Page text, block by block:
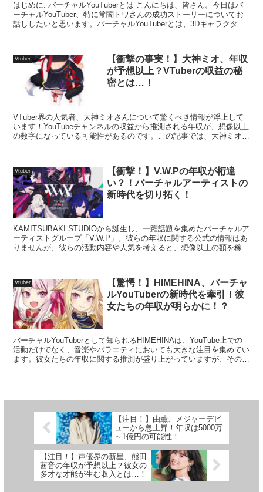
はじめに: バーチャルYouTuberとは こんにちは、皆さん。今日はバ
ーチャルYouTuber、特に常闇トワさんの成功ストーリーについてお
話ししたいと思います。バーチャルYouTuberとは、3Dキャラクター
Vtuber
【衝撃の事実！】大神ミオ、年収
が予想以上？VTuberの収益の秘
密とは…！
VTuber界の人気者、大神ミオさんについて驚くべき情報が浮上して
います！YouTubeチャンネルの収益から推測される年収が、想像以上
の数字になっている可能性があるのです。この記事では、大神ミオさ
Vtuber
【衝撃！】V.W.Pの年収が桁違
い？！バーチャルアーティストの
新時代を切り拓く！
KAMITSUBAKI STUDIOから誕生し、一躍話題を集めたバーチャルア
ーティストグループ「V.W.P」。彼らの年収に関する公式の情報はあ
りませんが、彼らの活動内容や人気を考えると、想像以上の額を稼い
Vtuber
【驚愕！】HIMEHINA、バーチャ
ルYouTuberの新時代を牽引！彼
女たちの年収が明らかに！？
バーチャルYouTuberとして知られるHIMEHINAは、YouTube上での
活動だけでなく、音楽やバラエティにおいても大きな注目を集めてい
ます。彼女たちの年収に関する推測が盛り上がっていますが、その実
【注目！】由薫、メジャーデビ
ューから急上昇！年収は5000万
～1億円の可能性！
【注目！】声優界の新星、熊田
茜音の年収が予想以上？彼女の
多才な才能が生む収入とは…！